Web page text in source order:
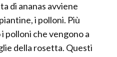
di ananas avviene
i polloni. Più
polloni che vengono a
della rosetta. Questi